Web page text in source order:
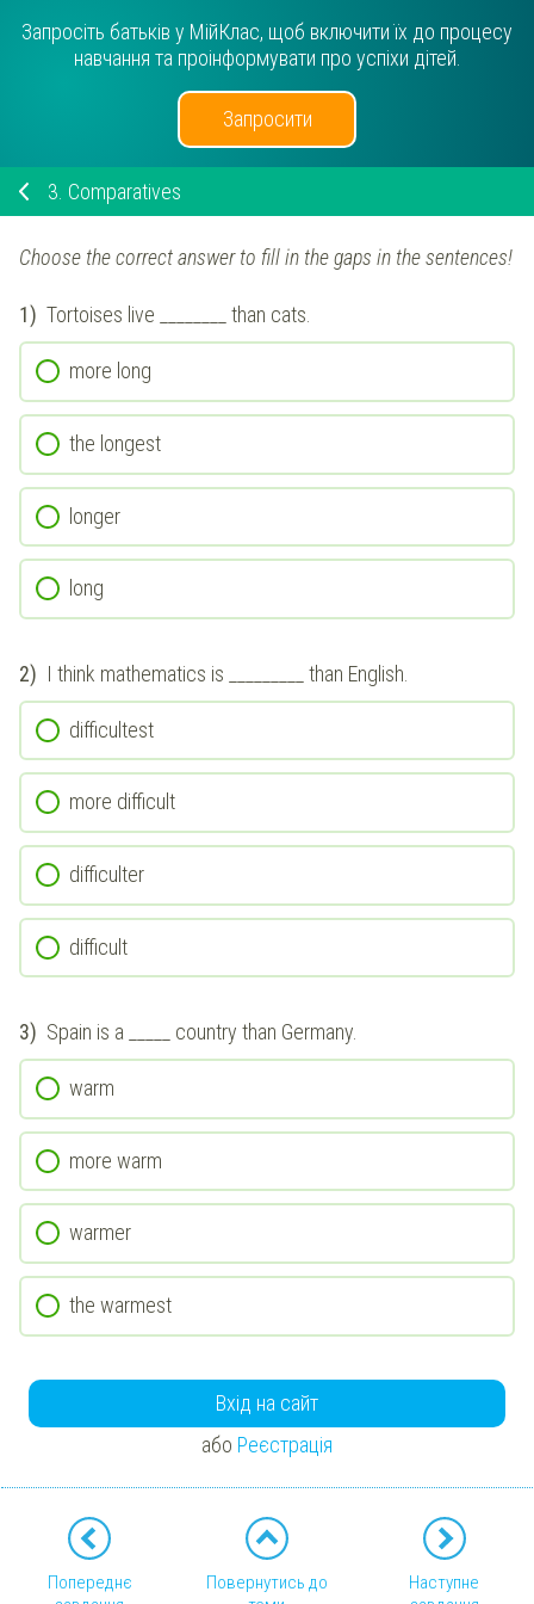
Запросіть батьків у МійКлас, щоб включити їх до процесу
навчання та проінформувати про успіхи дітей.
Запросити
3. Comparatives
Choose the correct answer to fill in the gaps in the sentences!
1) Tortoises live ________ than cats.
more long
the longest
longer
long
2) I think mathematics is _________ than English.
difficultest
more difficult
difficulter
difficult
3) Spain is a _____ country than Germany.
warm
more warm
warmer
the warmest
Вхід на сайт
або Реєстрація
Попереднє
Повернутись до
Наступне